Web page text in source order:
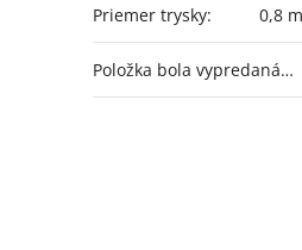
Priemer trysky: 0,8
Položka bola vypredaná…